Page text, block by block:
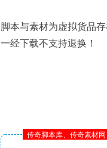
脚本与素材为虚拟货品
一经下载不支持退换！
传奇脚本库、传奇素材